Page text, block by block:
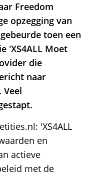
Freedom
opzegging van
toen een
'XS4ALL Moet
die
naar
Veel
'XS4ALL
en
actieve
met de